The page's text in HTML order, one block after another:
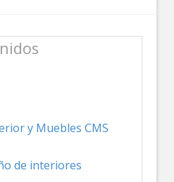
y Muebles CMS
de interiores